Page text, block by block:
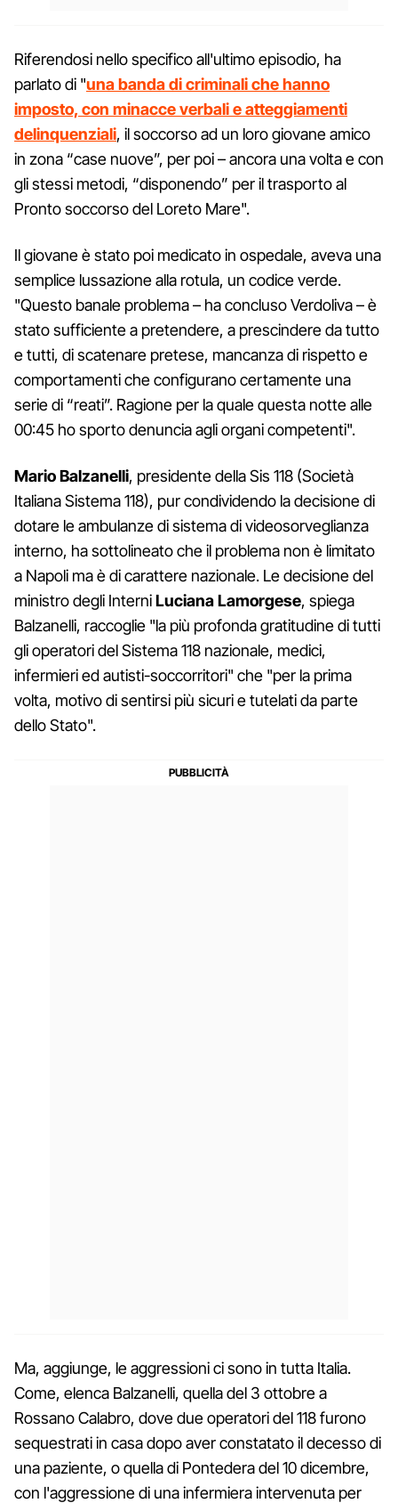
Riferendosi nello specifico all'ultimo episodio, ha
parlato di "una banda di criminali che hanno
imposto, con minacce verbali e atteggiamenti
delinquenziali, il soccorso ad un loro giovane amico
in zona “case nuove”, per poi – ancora una volta e con
gli stessi metodi, “disponendo” per il trasporto al
Pronto soccorso del Loreto Mare".
Il giovane è stato poi medicato in ospedale, aveva una
semplice lussazione alla rotula, un codice verde.
"Questo banale problema – ha concluso Verdoliva – è
stato sufficiente a pretendere, a prescindere da tutto
e tutti, di scatenare pretese, mancanza di rispetto e
comportamenti che configurano certamente una
serie di “reati”. Ragione per la quale questa notte alle
00:45 ho sporto denuncia agli organi competenti".
Mario Balzanelli, presidente della Sis 118 (Società
Italiana Sistema 118), pur condividendo la decisione di
dotare le ambulanze di sistema di videosorveglianza
interno, ha sottolineato che il problema non è limitato
a Napoli ma è di carattere nazionale. Le decisione del
ministro degli InterniLuciana Lamorgese, spiega
Balzanelli, raccoglie "la più profonda gratitudine di tutti
gli operatori del Sistema 118 nazionale, medici,
infermieri ed autisti-soccorritori" che "per la prima
volta, motivo di sentirsi più sicuri e tutelati da parte
dello Stato".
Ma, aggiunge, le aggressioni ci sono in tutta Italia.
Come, elenca Balzanelli, quella del 3 ottobre a
Rossano Calabro, dove due operatori del 118 furono
sequestrati in casa dopo aver constatato il decesso di
una paziente, o quella di Pontedera del 10 dicembre,
con l'aggressione di una infermiera intervenuta per